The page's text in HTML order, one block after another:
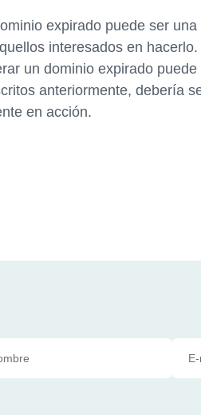
expirado puede ser
interesados en
un dominio expirado
anteriormente, debería
en acción.